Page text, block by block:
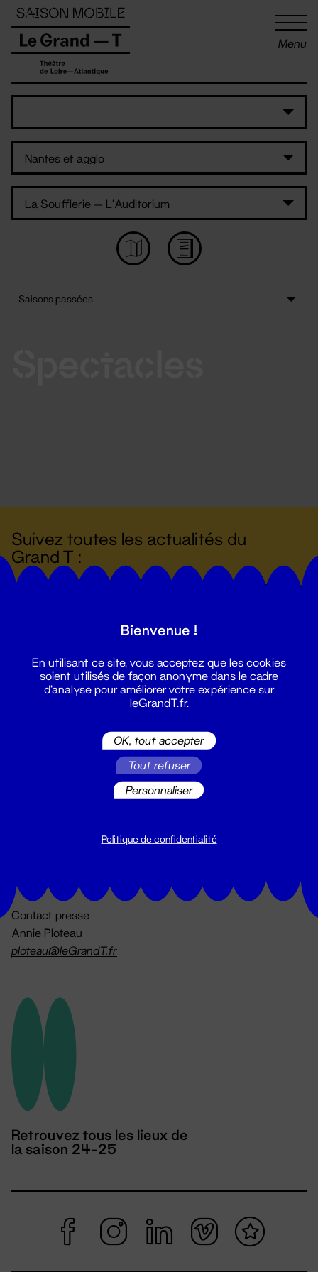
Menu
Suivez toutes les actualités du
Grand T :
billetterie@leGrandT.fr
Du lundi au vendredi 14h → 18h
Contact presse
Annie Ploteau
ploteau@leGrandT.fr
Retrouvez tous les lieux de
la saison 24-25
Panneau de gestion des cookies
Bienvenue !
En utilisant ce site, vous acceptez que les cookies
soient utilisés de façon anonyme dans le cadre
d'analyse pour améliorer votre expérience sur
leGrandT.fr.
OK, tout accepter
Tout refuser
Personnaliser
Politique de confidentialité